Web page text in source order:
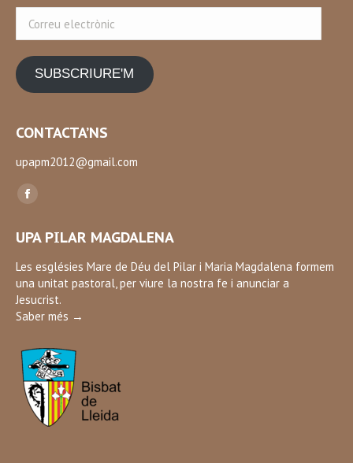
electrònic
SUBSCRIURE'M
CONTACTA’NS
upapm2012@gmail.com
Find us on:
Facebook
opens
in
new
window
UPA PILAR MAGDALENA
Les esglésies Mare de Déu del Pilar i Maria Magdalena formem
una unitat pastoral, per viure la nostra fe i anunciar a
Jesucrist.
Saber més →